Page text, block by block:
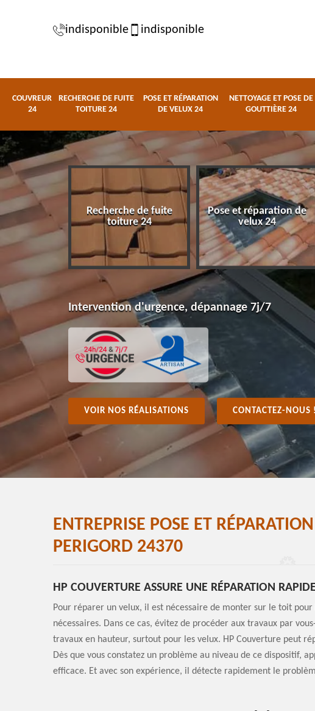
indisponible indisponible
COUVREUR
24
RECHERCHE DE FUITE
TOITURE 24
POSE ET RÉPARATION
DE VELUX 24
NETTOYAGE ET POSE DE
GOUTTIÈRE 24
24
Recherche de fuite
toiture 24
Pose et réparation de
velux 24
Intervention d'urgence, dépannage 7j/7
VOIR NOS RÉALISATIONS CONTACTEZ-NOUS !
ENTREPRISE POSE ET
PERIGORD 24370
HP COUVERTURE ASSURE UNE RÉPARATION
Pour réparer un velux, il est nécessaire de monter sur le toit
nécessaires. Dans ce cas, évitez de procéder aux travaux par
travaux en hauteur, surtout pour les velux. HP Couverture peut
Dès que vous constatez un problème au niveau de ce dispositif,
efficace. Et avec son expérience, il détecte rapidement le